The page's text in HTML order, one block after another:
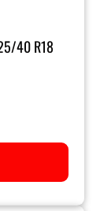
40 R18